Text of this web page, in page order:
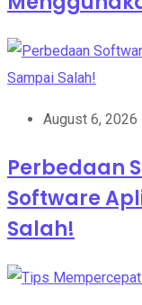
August 6, 2026
Perbedaan
Software
Salah!